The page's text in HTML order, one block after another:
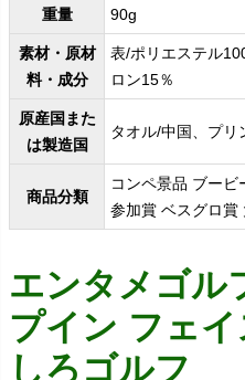
重量 90g
素材・原材
料・成分
表/ポリエステル
ロン15％
原産国また
は製造国
タオル/中国、プリ
商品分類
コンペ景品 ブー
参加賞 ベスグロ賞
エンタメゴル
プイン フェ
しろゴルフ